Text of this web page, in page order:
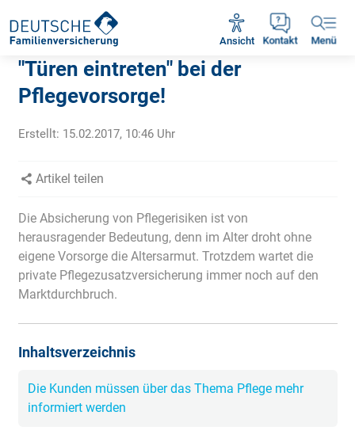
Kontakt
Ansicht Menü
Rückruf vereinbaren
"Türen eintreten" bei der
Pflegevorsorge!
Erstellt: 15.02.2017, 10:46Uhr
Artikel teilen
Die Absicherung von Pflegerisiken ist von
herausragender Bedeutung, denn im Alter droht ohne
eigene Vorsorge die Altersarmut. Trotzdem wartet die
private Pflegezusatzversicherung immer noch auf den
Marktdurchbruch.
Inhaltsverzeichnis
Die Kunden müssen über das Thema Pflege mehr
informiert werden